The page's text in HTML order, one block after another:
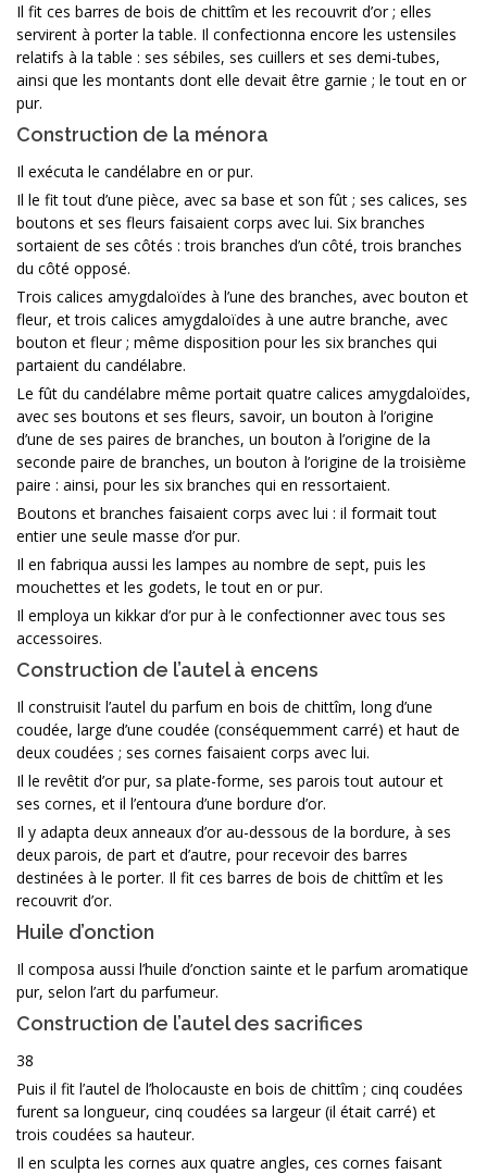
Il fit ces barres de bois de chittîm et les recouvrit d’or ; elles
servirent à porter la table. Il confectionna encore les ustensiles
relatifs à la table : ses sébiles, ses cuillers et ses demi-tubes,
ainsi que les montants dont elle devait être garnie ; le tout en or
pur.
Construction de la ménora
Il exécuta le candélabre en or pur.
Il le fit tout d’une pièce, avec sa base et son fût ; ses calices, ses
boutons et ses fleurs faisaient corps avec lui. Six branches
sortaient de ses côtés : trois branches d’un côté, trois branches
du côté opposé.
Trois calices amygdaloïdes à l’une des branches, avec bouton et
fleur, et trois calices amygdaloïdes à une autre branche, avec
bouton et fleur ; même disposition pour les six branches qui
partaient du candélabre.
Le fût du candélabre même portait quatre calices amygdaloïdes,
avec ses boutons et ses fleurs, savoir, un bouton à l’origine
d’une de ses paires de branches, un bouton à l’origine de la
seconde paire de branches, un bouton à l’origine de la troisième
paire : ainsi, pour les six branches qui en ressortaient.
Boutons et branches faisaient corps avec lui : il formait tout
entier une seule masse d’or pur.
Il en fabriqua aussi les lampes au nombre de sept, puis les
mouchettes et les godets, le tout en or pur.
Il employa un kikkar d’or pur à le confectionner avec tous ses
accessoires.
Construction de l’autel à encens
Il construisit l’autel du parfum en bois de chittîm, long d’une
coudée, large d’une coudée (conséquemment carré) et haut de
deux coudées ; ses cornes faisaient corps avec lui.
Il le revêtit d’or pur, sa plate-forme, ses parois tout autour et
ses cornes, et il l’entoura d’une bordure d’or.
Il y adapta deux anneaux d’or au-dessous de la bordure, à ses
deux parois, de part et d’autre, pour recevoir des barres
destinées à le porter. Il fit ces barres de bois de chittîm et les
recouvrit d’or.
Huile d’onction
Il composa aussi l’huile d’onction sainte et le parfum aromatique
pur, selon l’art du parfumeur.
Construction de l’autel des sacrifices
38
Puis il fit l’autel de l’holocauste en bois de chittîm ; cinq coudées
furent sa longueur, cinq coudées sa largeur (il était carré) et
trois coudées sa hauteur.
Il en sculpta les cornes aux quatre angles, ces cornes faisant